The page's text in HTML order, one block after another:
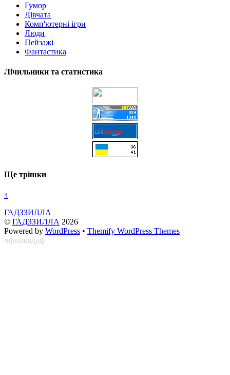
Гумор
Дівчата
Комп'ютерні ігри
Люди
Пейзажі
Фантастика
Лічильники та статистика
Ще трішки
↑
ГАДЗЗИЛЛА
© ГАДЗЗИЛЛА 2026
Powered by WordPress • Themify WordPress Themes
пфвяяшддф